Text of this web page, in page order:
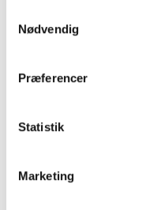
Nødvendig
Præferencer
Statistik
Marketing
RPM 350-800.
Yderligere information